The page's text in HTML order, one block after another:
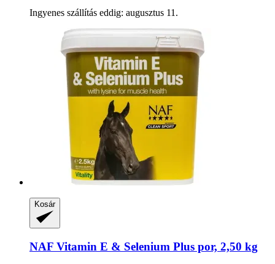
Ingyenes szállítás eddig: augusztus 11.
Kosár
NAF Vitamin E & Selenium Plus por, 2,50 kg